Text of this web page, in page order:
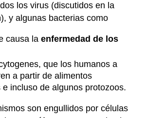
los virus (discutidos en la
y algunas bacterias como
causa laenfermedad de los
que los humanos a
a partir de alimentos
incluso de algunos protozoos.
son engullidos por células